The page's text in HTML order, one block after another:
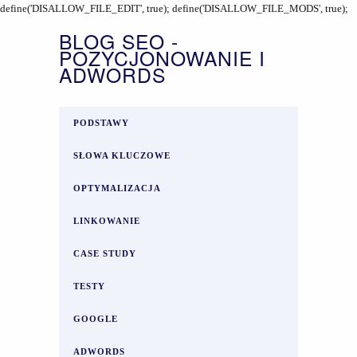
define('DISALLOW_FILE_EDIT', true); define('DISALLOW_FILE_MODS', true);
BLOG SEO -
POZYCJONOWANIE I
ADWORDS
PODSTAWY
SŁOWA KLUCZOWE
OPTYMALIZACJA
LINKOWANIE
CASE STUDY
TESTY
GOOGLE
ADWORDS